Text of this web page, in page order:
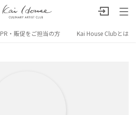
PR・販促をご担当の方 Kai House Clubとは